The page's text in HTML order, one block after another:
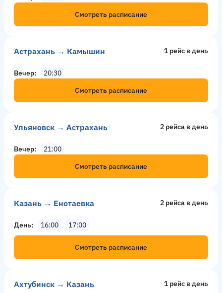
Смотреть расписание
Астрахань → Камышин 1 рейс в день
Вечер
20:30
Смотреть расписание
Ульяновск → Астрахань 2 рейсa в день
Вечер
21:00
Смотреть расписание
Казань → Енотаевка 2 рейсa в день
День 16:00 17:00
Смотреть расписание
Ахтубинск → Казань 1 рейс в день